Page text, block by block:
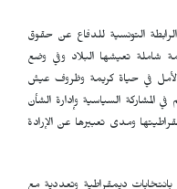
التونسية للدفاع عن حقوق
شاملة تعيشها البلاد وفي وضع
والأمل في حياة كريمة وظروف عيش
السياسية وإدارة الشأن
ومدى تعبيرها عن الإرادة